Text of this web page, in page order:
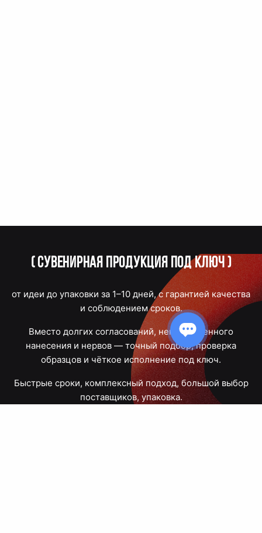
(Сувенирная продукция под ключ)
от идеи до упаковки за 1–10 дней, с гарантией качества
и соблюдением сроков.
Вместо долгих согласований, некачественного
нанесения и нервов — точный подбор, проверка
образцов и чёткое исполнение под ключ.
Быстрые сроки, комплексный подход, большой выбор
поставщиков, упаковка.